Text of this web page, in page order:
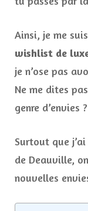
Ainsi, je me
wishlist de
je n’ose pas
Ne me dites
genre d’envies
Surtout que
de Deauville,
nouvelles